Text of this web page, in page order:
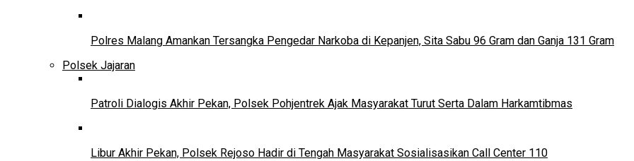
Polres Malang Amankan Tersangka Pengedar Narkoba di Kepanjen, Sita Sabu 96 Gram dan Ganja 131 Gram
Polsek Jajaran
Patroli Dialogis Akhir Pekan, Polsek Pohjentrek Ajak Masyarakat Turut Serta Dalam Harkamtibmas
Libur Akhir Pekan, Polsek Rejoso Hadir di Tengah Masyarakat Sosialisasikan Call Center 110